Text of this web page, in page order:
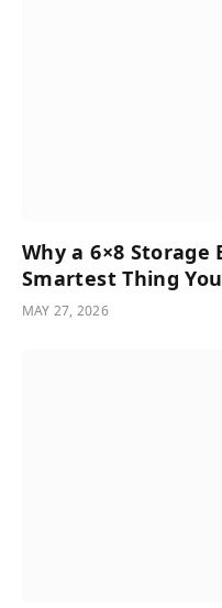
Why a 6×8
Smartest Thing
MAY 27, 2026